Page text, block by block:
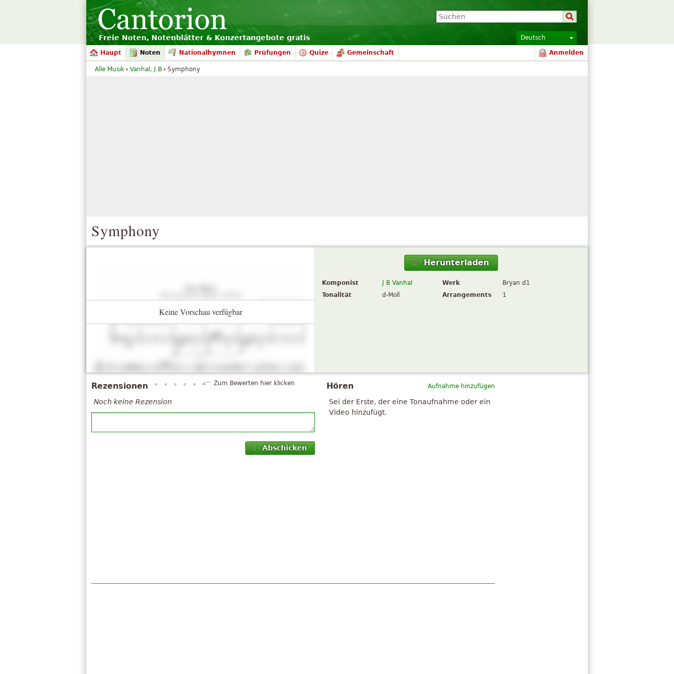
Freie Noten, Notenblätter & Konzertangebote gratis Deutsch
Haupt Noten Nationalhymnen Prüfungen Quize Gemeinschaft Anmelden
Symphony
Keine Vorschau verfügbar
Herunterladen
Komponist J B Vanhal Werk
Bryan d1
Tonalität
d-Moll Arrangements 1
Aufnahme hinzufügen
Hören
Sei der Erste, der eine Tonaufnahme oder ein
Video hinzufügt.
Rezensionen Zum Bewerten hier klicken
Noch keine Rezension
Abschicken
Alle Musik Vanhal, J B Symphony